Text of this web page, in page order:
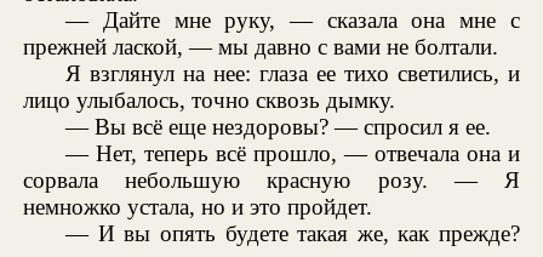
— Дайте мне руку, — сказала она мне с
прежней лаской, — мы давно с вами не болтали.
Я взглянул на нее: глаза ее тихо светились, и
лицо улыбалось, точно сквозь дымку.
— Вы всё еще нездоровы? — спросил я ее.
— Нет, теперь всё прошло, — отвечала она и
сорвала небольшую красную розу. — Я
немножко устала, но и это пройдет.
— И вы опять будете такая же, как прежде?